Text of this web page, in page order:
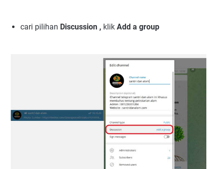
cari pilihan Discussion , klik Add a group